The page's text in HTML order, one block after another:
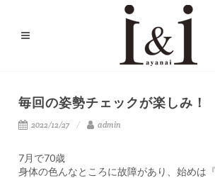
毎回の姿勢チェックが楽しみ！
2022/12/27 admin
7月で70歳
身体の色んなところに故障があり、始めは